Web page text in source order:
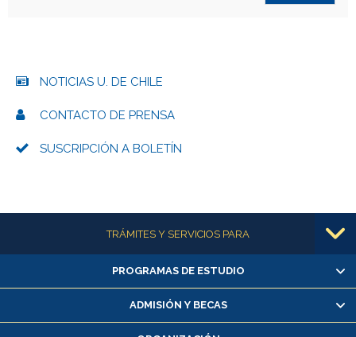
NOTICIAS U. DE CHILE
CONTACTO DE PRENSA
SUSCRIPCIÓN A BOLETÍN
Más informaciónTRÁMITES Y SERVICIOS PARA
Alumnas/os y exalumnas/os
Matrícula en línea
Inscripción y cambio de asignaturas
PROGRAMAS DE ESTUDIO
ADMISIÓN Y BECAS